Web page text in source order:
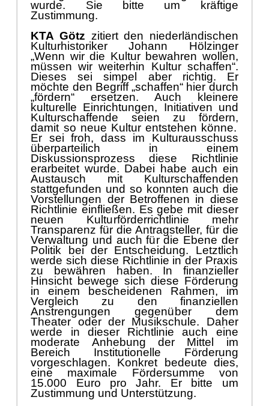
wurde. Sie bitte um kräftige
Zustimmung.
KTA Götz zitiert den niederländischen
Kulturhistoriker Johann Hölzinger
„Wenn wir die Kultur bewahren wollen,
müssen wir weiterhin Kultur schaffen“.
Dieses sei simpel aber richtig. Er
möchte den Begriff „schaffen“ hier durch
„fördern“ ersetzen. Auch kleinere
kulturelle Einrichtungen, Initiativen und
Kulturschaffende seien zu fördern,
damit so neue Kultur entstehen könne.
Er sei froh, dass im Kulturausschuss
überparteilich in einem
Diskussionsprozess diese Richtlinie
erarbeitet wurde. Dabei habe auch ein
Austausch mit Kulturschaffenden
stattgefunden und so konnten auch die
Vorstellungen der Betroffenen in diese
Richtlinie einfließen. Es gebe mit dieser
neuen Kulturförderrichtlinie mehr
Transparenz für die Antragsteller, für die
Verwaltung und auch für die Ebene der
Politik bei der Entscheidung. Letztlich
werde sich diese Richtlinie in der Praxis
zu bewähren haben. In finanzieller
Hinsicht bewege sich diese Förderung
in einem bescheidenen Rahmen, im
Vergleich zu den finanziellen
Anstrengungen gegenüber dem
Theateroder der Musikschule. Daher
werde in dieser Richtlinie auch eine
moderate Anhebung der Mittel im
Bereich Institutionelle Förderung
vorgeschlagen. Konkret bedeute dies,
eine maximale Fördersumme von
15.000 Euro pro Jahr. Er bitte um
Zustimmung und Unterstützung.